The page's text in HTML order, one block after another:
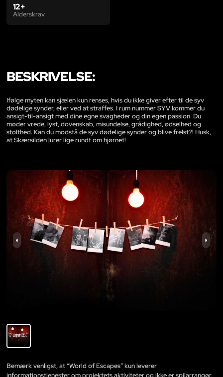
12+
Alderskrav
BESKRIVELSE:
Ifølge myten kan sjælen kun renses, hvis du ikke giver efter til de syv
dødelige synder, eller ved at straffes. I rum nummer SYV kommer du
ansigt-til-ansigt med dine egne svagheder og din egen passion. Du
møder vrede, lyst, dovenskab, misundelse, grådighed, ødselhed og
stolthed. Kan du modstå de syv dødelige synder og blive frelst?! Husk,
at Skærsilden lurer lige rundt om hjørnet!
Bemærk venligst, at “World of Escapes” kun leverer
informationstjenester om projektets aktiviteter og ikke er spilarrangør.